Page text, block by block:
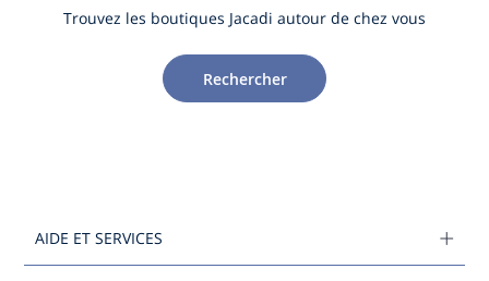
Trouvez les boutiques Jacadi autour de chez vous
Rechercher
AIDE ET SERVICES